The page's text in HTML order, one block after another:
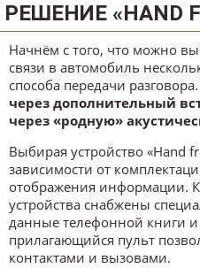
РЕШЕНИЕ «HAND
Начнём с того, что можно
связи в автомобиль
способа передачи разговора.
через дополнительный
через «родную»
Выбирая устройство «Hand
зависимости от
отображения информации.
устройства снабжены
данные телефонной книги
прилагающийся пульт
контактами и вызовами.